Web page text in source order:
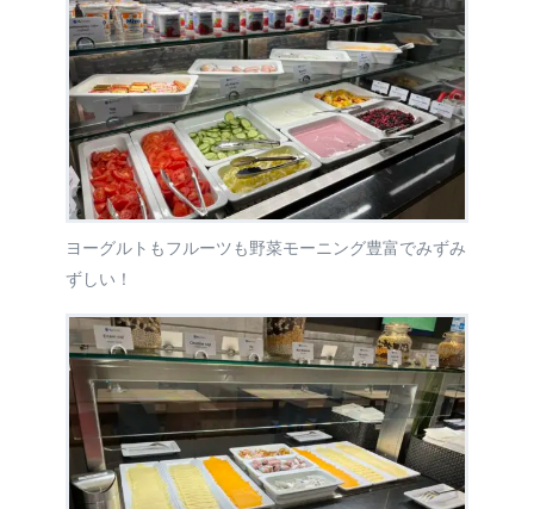
ヨーグルトもフルーツも野菜モーニング豊富でみずみ
ずしい！